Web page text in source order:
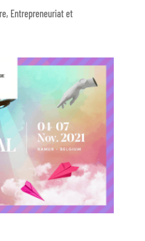
, Entrepreneuriat et